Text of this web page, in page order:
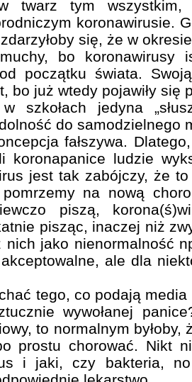
twarz tym wszystkim,
koronawirusie.
się, że w
bo koronawirusy
początku świata.
bo już wtedy pojawiły się
szkołach jedyna
do samodzielnego
fałszywa.
koronapanice ludzie
jest tak zabójczy, że
na nową
piszą,
pisząc, inaczej niż
nich jako nienormalność
ale dla
tego, co podają
wywołanej
to normalnym byłoby,
prostu chorować. Nikt
i jaki, czy bakteria,